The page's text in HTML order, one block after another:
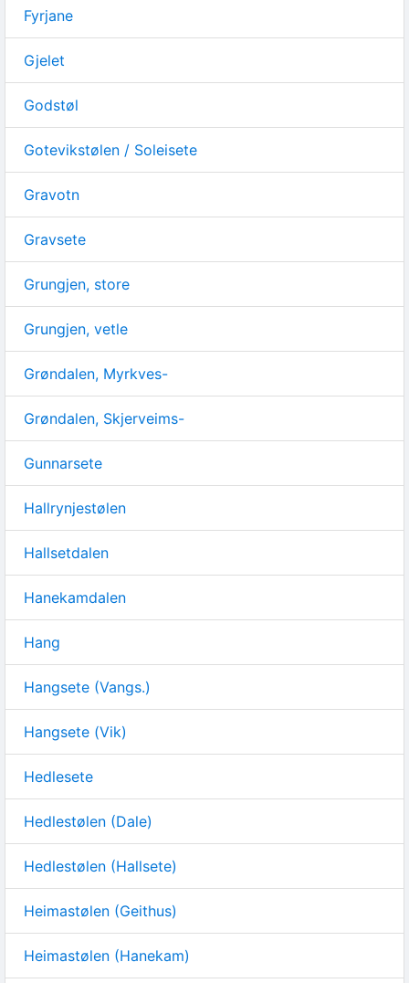
Fyrjane
Gjelet
Godstøl
Gotevikstølen / Soleisete
Gravotn
Gravsete
Grungjen, store
Grungjen, vetle
Grøndalen, Myrkves-
Grøndalen, Skjerveims-
Gunnarsete
Hallrynjestølen
Hallsetdalen
Hanekamdalen
Hang
Hangsete (Vangs.)
Hangsete (Vik)
Hedlesete
Hedlestølen (Dale)
Hedlestølen (Hallsete)
Heimastølen (Geithus)
Heimastølen (Hanekam)